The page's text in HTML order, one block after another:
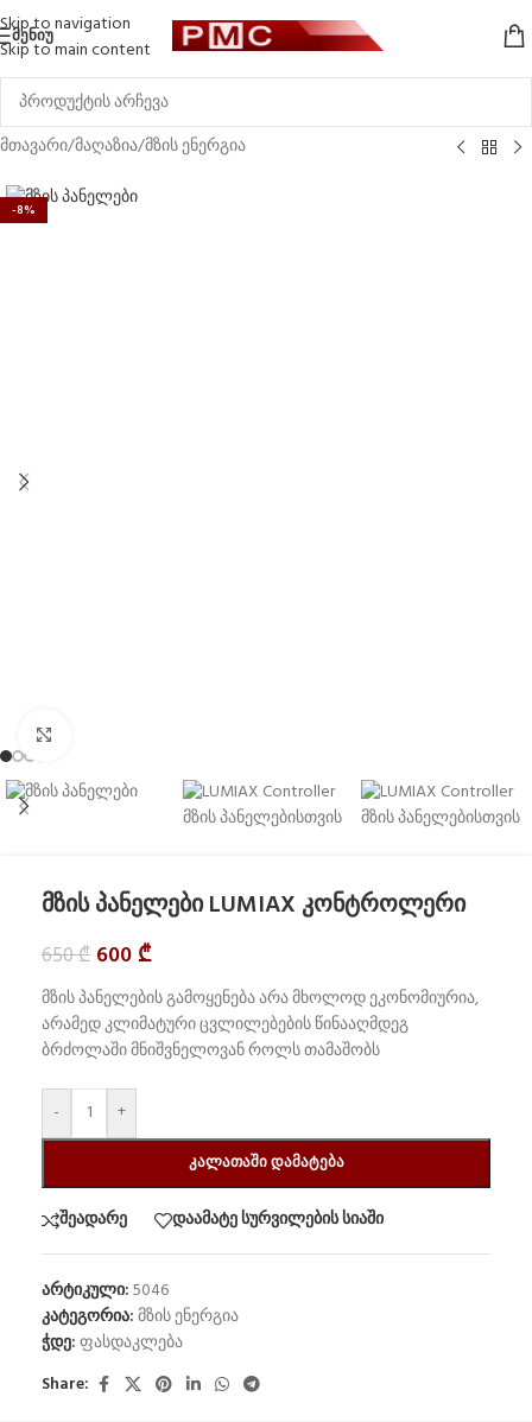
Skip to navigation
Skip to main content
ᲛᲔᲜᲘᲣ
მთავარი/მაღაზია/მზის ენერგია
-8%
მზის პანელები LUMIAX კონტროლერი
650₾ 600 ₾
მზის პანელების გამოყენება არა მხოლოდ ეკონომიურია,
არამედ კლიმატური ცვლილებების წინააღმდეგ
ბრძოლაში მნიშვნელოვან როლს თამაშობს
- +
ᲙᲐᲚᲐᲗᲐᲨᲘ ᲓᲐᲛᲐᲢᲔᲑᲐ
შეადარე დაამატე სურვილების სიაში
არტიკული:5046
კატეგორია:მზის ენერგია
ჭდე:ფასდაკლება
Share: